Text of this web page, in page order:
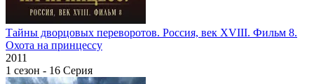
Тайны дворцовых переворотов. Россия, век XVIII. Фильм 8.
Охота на принцессу
2011
1 сезон - 16 Серия